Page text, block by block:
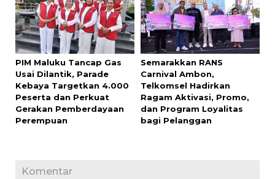
PIM Maluku Tancap Gas
Usai Dilantik, Parade
Kebaya Targetkan 4.000
Peserta dan Perkuat
Gerakan Pemberdayaan
Perempuan
Semarakkan RANS
Carnival Ambon,
Telkomsel Hadirkan
Ragam Aktivasi, Promo,
dan Program Loyalitas
bagi Pelanggan
Komentar